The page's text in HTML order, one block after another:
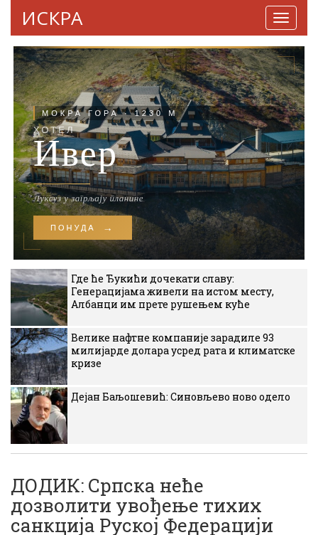
ИСКРА
Где ће Ђукићи дочекати славу:
Генерацијама живели на истом месту,
Албанци им прете рушењем куће
Велике нафтне компаније зарадиле 93
милијарде долара усред рата и климатске
кризе
Дејан Баљошевић: Синовљево ново одело
ДОДИК: Српска неће
дозволити увођење тихих
санкција Руској Федерацији